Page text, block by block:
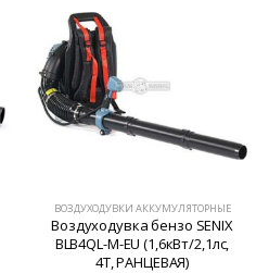
ВОЗДУХОДУВКИ АККУМУЛЯТОРНЫЕ
Воздуходувка бензо SENIX
BLB4QL-M-EU (1,6кВт/2,1лс,
4Т, РАНЦЕВАЯ)